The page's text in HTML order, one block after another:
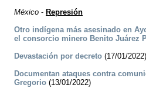
México - Represión
Otro indígena más asesinado en
el consorcio minero Benito Juárez
Devastación por decreto (17/01/2022)
Documentan ataques contra
Gregorio (13/01/2022)